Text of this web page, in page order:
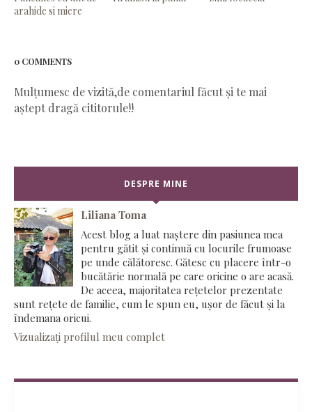
arahide si miere
0 COMMENTS
Mulțumesc de vizită,de comentariul făcut și te mai
aștept dragă cititorule!!
DESPRE MINE
Liliana Toma
Acest blog a luat naștere din pasiunea mea
pentru gătit și continuă cu locurile frumoase
pe unde călătoresc. Gătesc cu placere într-o
bucătărie normală pe care oricine o are acasă.
De aceea, majoritatea rețetelor prezentate
sunt rețete de familie, cum le spun eu, ușor de făcut și la
îndemana oricui.
Vizualizați profilul meu complet